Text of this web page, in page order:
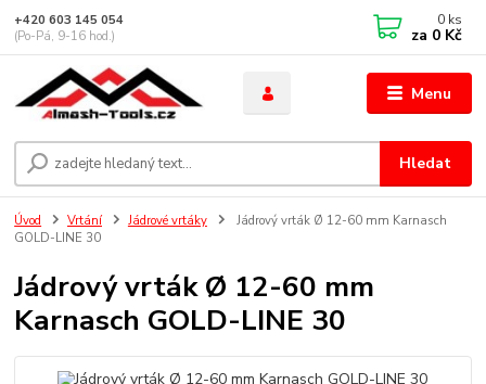
Menu
Hledat
+420 603 145 054
(Po-Pá, 9-16 hod.)
0 ks
za 0 Kč
Úvod Vrtání Jádrové vrtáky
Jádrový vrták Ø 12-60 mm Karnasch
GOLD-LINE 30
Jádrový vrták Ø 12-60 mm
Karnasch GOLD-LINE 30